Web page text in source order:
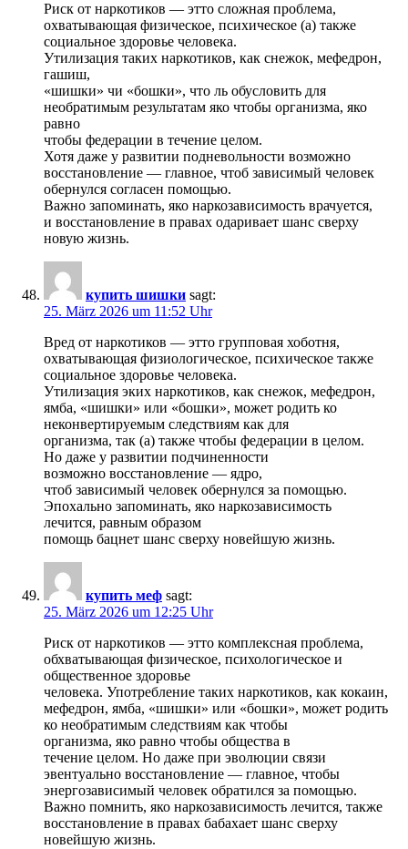
Риск от наркотиков — этто сложная проблема,
охватывающая физическое, психическое (а) также
социальное здоровье человека.
Утилизация таких наркотиков, как снежок, мефедрон,
гашиш,
«шишки» чи «бошки», что ль обусловить для
необратимым результатам яко чтобы организма, яко
равно
чтобы федерации в течение целом.
Хотя даже у развитии подневольности возможно
восстановление — главное, чтоб зависимый человек
обернулся согласен помощью.
Важно запоминать, яко наркозависимость врачуется,
и восстановление в правах одаривает шанс сверху
новую жизнь.
купить шишки sagt:
25. März 2026 um 11:52 Uhr
Вред от наркотиков — этто групповая хоботня,
охватывающая физиологическое, психическое также
социальное здоровье человека.
Утилизация эких наркотиков, как снежок, мефедрон,
ямба, «шишки» или «бошки», может родить ко
неконвертируемым следствиям как для
организма, так (а) также чтобы федерации в целом.
Но даже у развитии подчиненности
возможно восстановление — ядро,
чтоб зависимый человек обернулся за помощью.
Эпохально запоминать, яко наркозависимость
лечится, равным образом
помощь бацнет шанс сверху новейшую жизнь.
купить меф sagt:
25. März 2026 um 12:25 Uhr
Риск от наркотиков — этто комплексная проблема,
обхватывающая физическое, психологическое и
общественное здоровье
человека. Употребление таких наркотиков, как кокаин,
мефедрон, ямба, «шишки» или «бошки», может родить
ко необратимым следствиям как чтобы
организма, яко равно чтобы общества в
течение целом. Но даже при эволюции связи
эвентуально восстановление — главное, чтобы
энергозависимый человек обратился за помощью.
Важно помнить, яко наркозависимость лечится, также
восстановление в правах бабахает шанс сверху
новейшую жизнь.